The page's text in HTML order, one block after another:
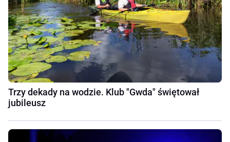
Trzy dekady na wodzie. Klub "Gwda" świętował
jubileusz